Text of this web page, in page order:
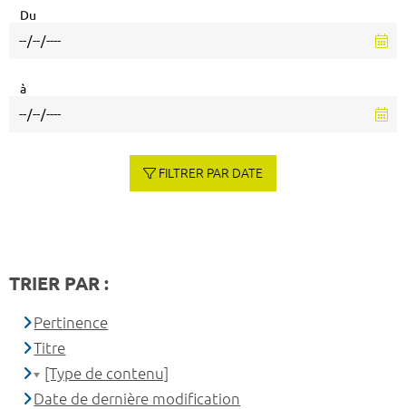
Du
à
FILTRER PAR DATE
TRIER PAR :
Pertinence
Titre
[Type de contenu]
Date de dernière modification